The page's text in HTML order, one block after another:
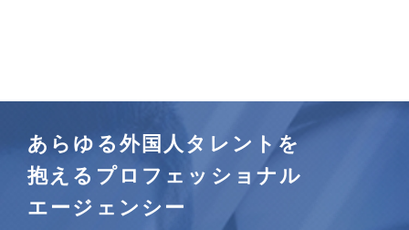
あらゆる外国人タレントを
抱えるプロフェッショナル
エージェンシー